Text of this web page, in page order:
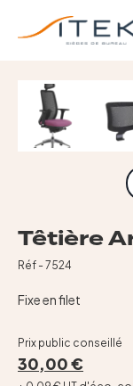
Accueil
Nos gammes
Cuir et
Technique
Tables et
Nos collections
Notre histoire
Actualités
Têtière
Réf - 7524
Fixe en filet
Prix public conseillé
30,00 €